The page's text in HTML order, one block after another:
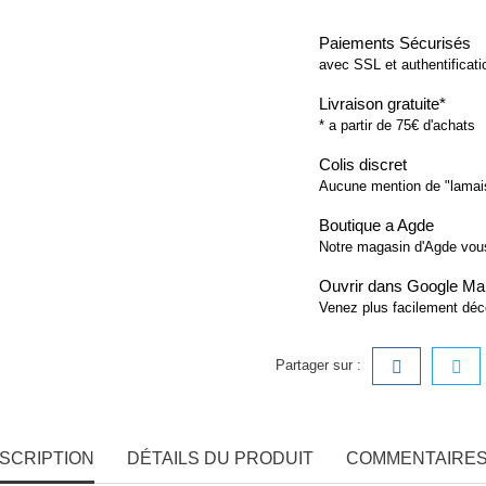
Paiements Sécurisés
avec SSL et
Livraison gratuite*
* a partir de 75€ d'achats
Colis discret
Aucune mention de
Boutique a Agde
Notre magasin d'Agde
Ouvrir dans Google
Venez plus facilement
Partager sur :
DÉTAILS DU PRODUIT